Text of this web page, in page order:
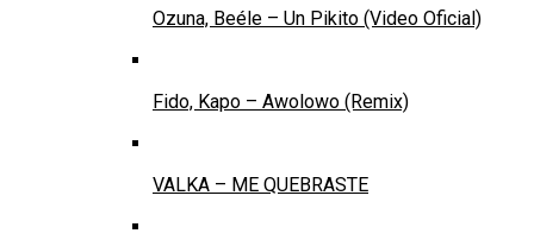
Ozuna, Beéle – Un Pikito (Video Oficial)
Fido, Kapo – Awolowo (Remix)
VALKA – ME QUEBRASTE